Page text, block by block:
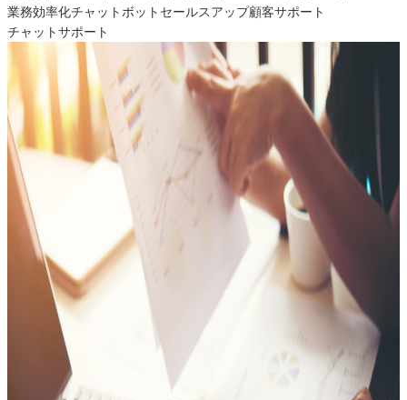
業務効率化チャットボット セールスアップ顧客サポート
チャットサポート